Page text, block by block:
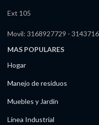
Ext 105
Movil: 3168927729 -
MAS POPULARES
Hogar
Manejo de residuos
Muebles y Jardín
Línea Industrial